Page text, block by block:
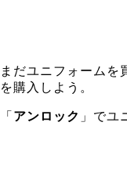
まだユニフォームを
を購入しよう。
「 アンロック 」でユ